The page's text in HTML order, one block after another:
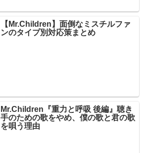
【Mr.Children】面倒なミスチルファ
ンのタイプ別対応策まとめ
Mr.Children『重力と呼吸 後編』聴き
手のための歌をやめ、僕の歌と君の歌
を唄う理由